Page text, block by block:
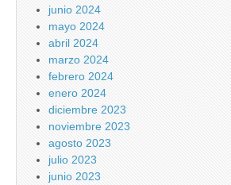
junio 2024
mayo 2024
abril 2024
marzo 2024
febrero 2024
enero 2024
diciembre 2023
noviembre 2023
agosto 2023
julio 2023
junio 2023